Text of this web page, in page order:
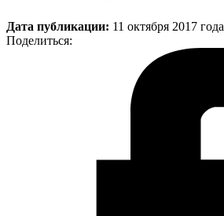
Дата публикации: 11 октября 2017 года
Поделиться: